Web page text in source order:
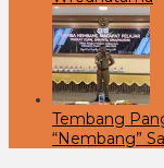
Tembang
“Nembang”